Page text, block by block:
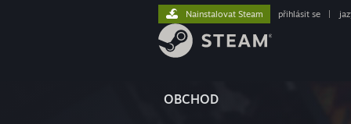
OBCHOD
Nainstalovat Steam přihlásit se